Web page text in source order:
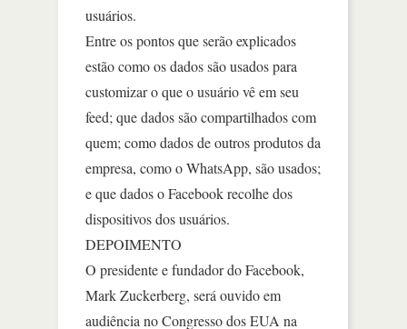
usuários.
Entre os pontos que serão explicados
estão como os dados são usados para
customizar o que o usuário vê em seu
feed; que dados são compartilhados com
quem; como dados de outros produtos da
empresa, como o WhatsApp, são usados;
e que dados o Facebook recolhe dos
dispositivos dos usuários.
DEPOIMENTO
O presidente e fundador do Facebook,
Mark Zuckerberg, será ouvido em
audiência no Congresso dos EUA na